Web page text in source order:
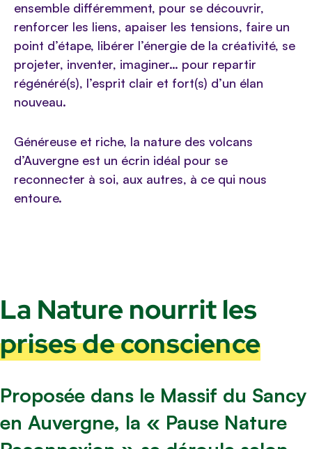
ensemble différemment, pour se découvrir,
renforcer les liens, apaiser les tensions, faire un
point d’étape, libérer l’énergie de la créativité, se
projeter, inventer, imaginer… pour repartir
régénéré(s), l’esprit clair et fort(s) d’un élan
nouveau.
Généreuse et riche, la nature des volcans
d’Auvergne est un écrin idéal pour se
reconnecter à soi, aux autres, à ce qui nous
entoure.
La Nature nourrit les
prises de conscience
Proposée dans le Massif du Sancy
en Auvergne, la « Pause Nature